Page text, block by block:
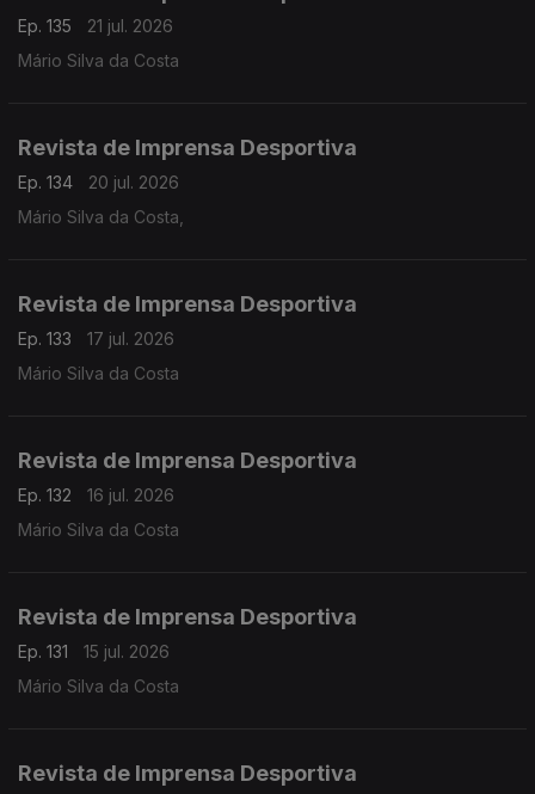
Ep. 135
21 jul. 2026
Mário Silva da Costa
Revista de Imprensa Desportiva
Ep. 134
20 jul. 2026
Mário Silva da Costa,
Revista de Imprensa Desportiva
Ep. 133
17 jul. 2026
Mário Silva da Costa
Revista de Imprensa Desportiva
Ep. 132
16 jul. 2026
Mário Silva da Costa
Revista de Imprensa Desportiva
Ep. 131
15 jul. 2026
Mário Silva da Costa
Revista de Imprensa Desportiva